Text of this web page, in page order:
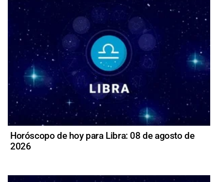
Horóscopo de hoy para Libra: 08 de agosto de
2026